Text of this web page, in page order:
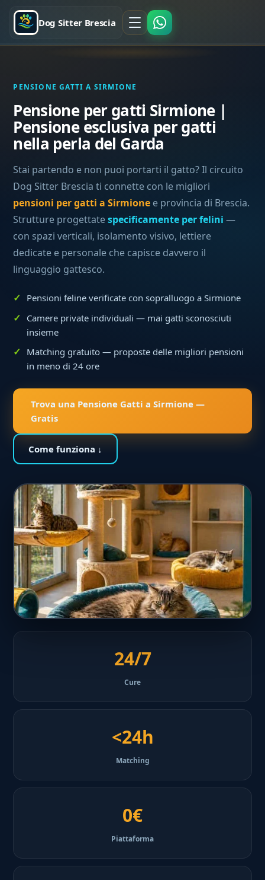
Dog Sitter Brescia
PENSIONE GATTI A SIRMIONE
Pensione per gatti Sirmione |
Pensione esclusiva per gatti
nella perla del Garda
Stai partendo e non puoi portarti il gatto? Il circuito
Dog Sitter Brescia ti connette con le migliori
pensioni per gatti a Sirmione e provincia di Brescia.
Strutture progettatespecificamente per felini —
con spazi verticali, isolamento visivo, lettiere
dedicate e personale che capisce davvero il
linguaggio gattesco.
Pensioni feline verificate con sopralluogo a Sirmione
Camere private individuali — mai gatti sconosciuti
insieme
Matching gratuito — proposte delle migliori pensioni
in meno di 24 ore
Trova una Pensione Gatti a Sirmione —
Gratis
Come funziona ↓
24/7
Cure
<24h
Matching
0€
Piattaforma